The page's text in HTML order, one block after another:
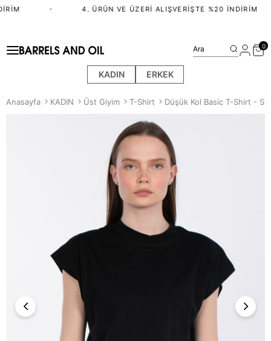
4. ÜRÜN VE ÜZERI ALIŞVERIŞTE %20 İNDIRIM
KADIN ERKEK
Ara 0
Anasayfa KADIN Üst Giyim T-Shirt Düşük Kol Basic T-Shirt -